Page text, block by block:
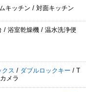
キッチン / 対面キッチン
/ 浴室乾燥機 / 温水洗浄便
クス / ダブルロックキー / T
メラ